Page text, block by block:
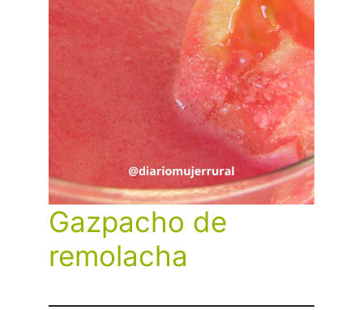
Gazpacho de
remolacha